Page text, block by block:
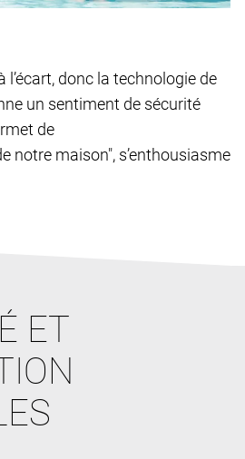
l’écart, donc la technologie de
un sentiment de sécurité
de
notre maison", s’enthousiasme
ET